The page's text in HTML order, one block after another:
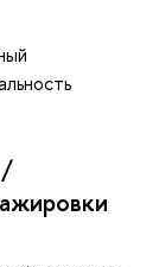
/